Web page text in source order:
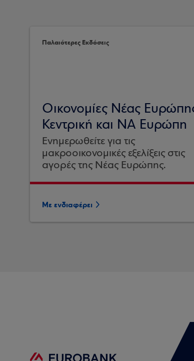
Παλαιότερες Εκδόσεις
Οικονομίες Νέας
Κεντρική και ΝΑ Ευρώπη
Ενημερωθείτε για τις
μακροοικονομικές εξελίξεις στις
αγορές της Νέας Ευρώπης.
Με ενδιαφέρει